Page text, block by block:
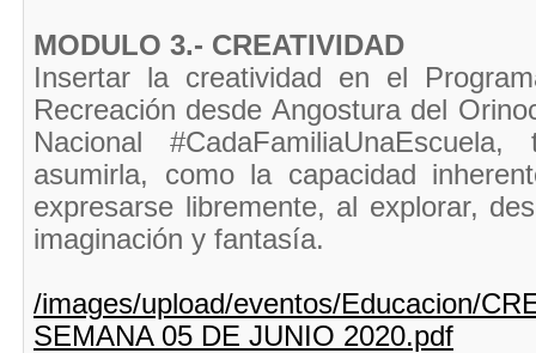
MODULO 3.- CREATIVIDAD
Insertar la creatividad en el
Recreación desde Angostura del
Nacional #CadaFamiliaUnaEscuela,
asumirla, como la capacidad
expresarse libremente, al explorar,
imaginación y fantasía.
/images/upload/eventos/
SEMANA 05 DE JUNIO 2020.pdf